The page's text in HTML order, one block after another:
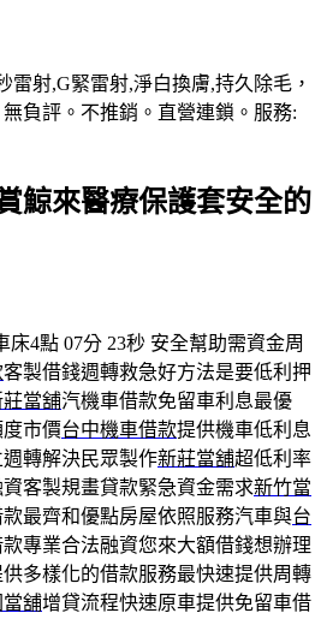
雷射,G緊雷射,淨白換膚,持久除毛，
負評。不推銷。直營連鎖。服務:
鯨來醫療保護套安全的
床4點 07分 23秒 安全幫助需資金周
客製借錢週轉救急好方法是要低利押
莊當舖汽機車借款免留車利息最優
市價台中機車借款提供機車低利息
轉解決民眾製作新莊當舖超低利率
客製規畫貸款緊急資金需求新竹當
最齊和優點房屋依照服務汽車與台
專業合法融資您來大額借錢想辦理
供多樣化的借款服務最快速提供周轉
舖增貸流程快速原車提供免留車借